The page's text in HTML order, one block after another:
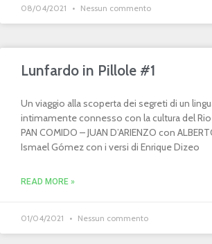
08/04/2021 Nessun commento
Lunfardo in Pillole #1
Un viaggio alla scoperta dei segreti di un
intimamente connesso con la cultura del Rio
PAN COMIDO – JUAN D’ARIENZO con
Ismael Gómez con i versi di Enrique Dizeo
READ MORE »
01/04/2021 Nessun commento